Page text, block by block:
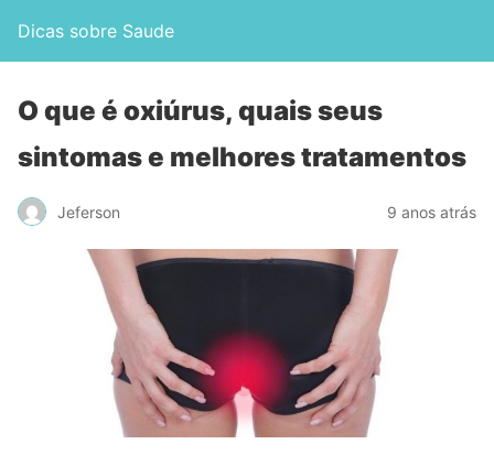
Dicas sobre Saude
O que é oxiúrus, quais seus
sintomas e melhores tratamentos
Jeferson 9 anos atrás